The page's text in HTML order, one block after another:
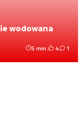
wodowana
5 min. 4 1